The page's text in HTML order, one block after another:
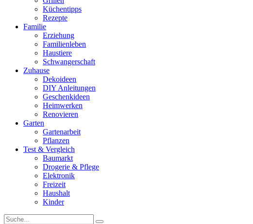
Küchentipps
Rezepte
Familie
Erziehung
Familienleben
Haustiere
Schwangerschaft
Zuhause
Dekoideen
DIY Anleitungen
Geschenkideen
Heimwerken
Renovieren
Garten
Gartenarbeit
Pflanzen
Test & Vergleich
Baumarkt
Drogerie & Pflege
Elektronik
Freizeit
Haushalt
Kinder